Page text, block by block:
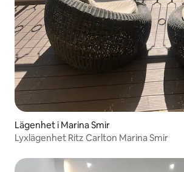
Lägenhet i Marina Smir
Lyxlägenhet Ritz Carlton Marina Smir